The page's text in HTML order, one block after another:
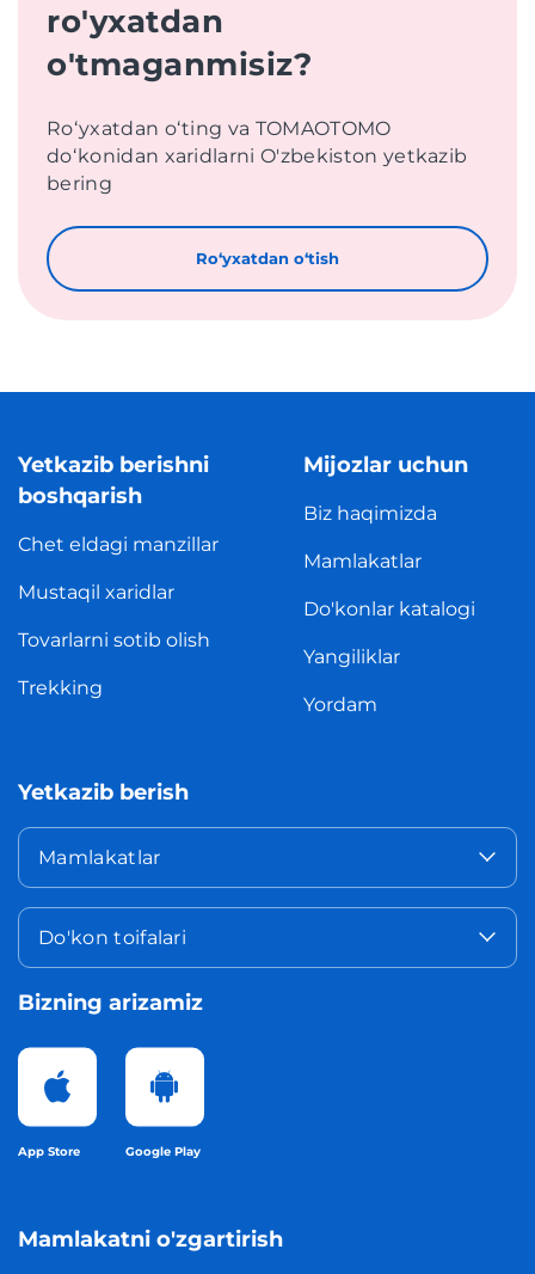
ro'yxatdan
o'tmaganmisiz?
Roʻyxatdan oʻting va TOMAOTOMO
doʻkonidan xaridlarni O'zbekiston yetkazib
bering
Roʻyxatdan oʻtish
Yetkazib berishni
boshqarish
Chet eldagi manzillar
Mustaqil xaridlar
Tovarlarni sotib olish
Trekking
Mijozlar uchun
Biz haqimizda
Mamlakatlar
Do'konlar katalogi
Yangiliklar
Yordam
Yetkazib berish
Mamlakatlar
Do'kon toifalari
Bizning arizamiz
App Store Google Play
Mamlakatni o'zgartirish